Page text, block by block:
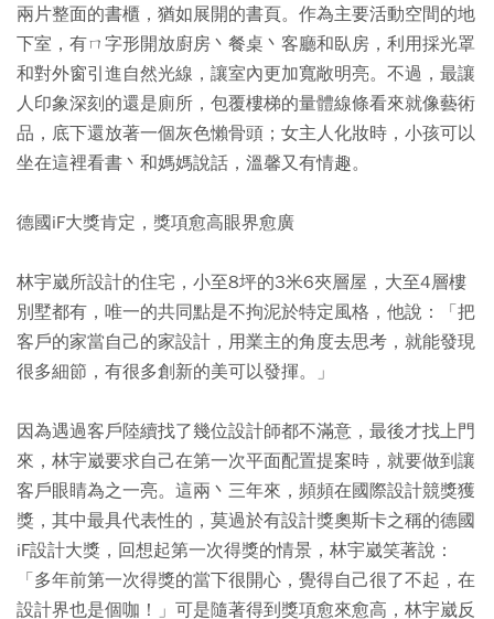
兩片整面的書櫃，猶如展開的書頁。作為主要活動空間的地
下室，有ㄇ字形開放廚房丶餐桌丶客廳和臥房，利用採光罩
和對外窗引進自然光線，讓室內更加寬敞明亮。不過，最讓
人印象深刻的還是廁所，包覆樓梯的量體線條看來就像藝術
品，底下還放著一個灰色懶骨頭；女主人化妝時，小孩可以
坐在這裡看書丶和媽媽說話，溫馨又有情趣。
德國iF大獎肯定，獎項愈高眼界愈廣
林宇崴所設計的住宅，小至8坪的3米6夾層屋，大至4層樓
別墅都有，唯一的共同點是不拘泥於特定風格，他說：「把
客戶的家當自己的家設計，用業主的角度去思考，就能發現
很多細節，有很多創新的美可以發揮。」
因為遇過客戶陸續找了幾位設計師都不滿意，最後才找上門
來，林宇崴要求自己在第一次平面配置提案時，就要做到讓
客戶眼睛為之一亮。這兩丶三年來，頻頻在國際設計競獎獲
獎，其中最具代表性的，莫過於有設計獎奧斯卡之稱的德國
iF設計大獎，回想起第一次得獎的情景，林宇崴笑著說：
「多年前第一次得獎的當下很開心，覺得自己很了不起，在
設計界也是個咖！」可是隨著得到獎項愈來愈高，林宇崴反